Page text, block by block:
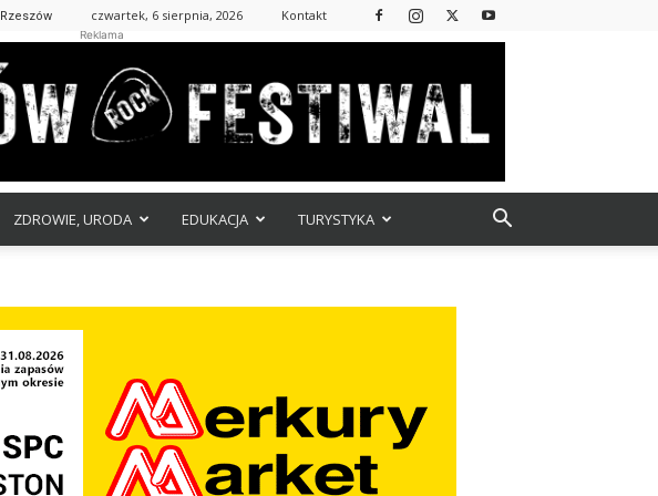
Rzeszów czwartek, 6 sierpnia, 2026 Kontakt
Reklama
ZDROWIE, URODA EDUKACJA TURYSTYKA